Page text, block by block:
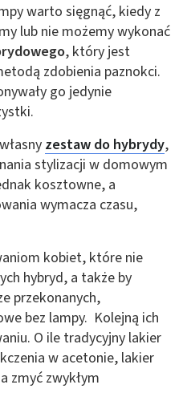
warto sięgnąć, kiedy z
lub nie możemy wykonać
, który jest
zdobienia paznokci.
go jedynie
zestaw do hybrydy,
stylizacji w domowym
kosztowne, a
wymacza czasu,
kobiet, które nie
hybryd, a także by
przekonanych,
bez lampy. Kolejną ich
O ile tradycyjny lakier
w acetonie, lakier
zmyć zwykłym